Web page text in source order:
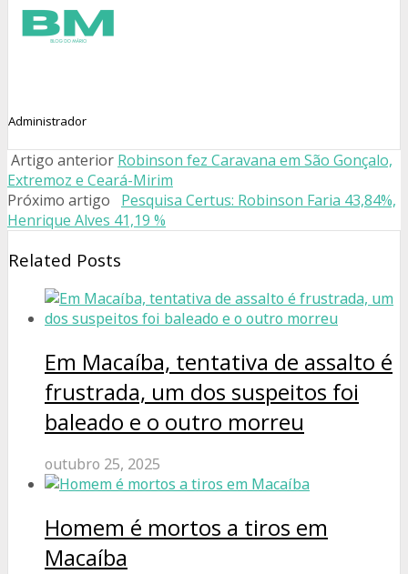
Administrador
Artigo anterior Robinson fez Caravana em São Gonçalo,
Próximo artigo
Pesquisa Certus: Robinson Faria 43,84%,
Henrique Alves 41,19 %
Related Posts
Em Macaíba, tentativa de assalto é
frustrada, um dos suspeitos foi
baleado e o outro morreu
outubro 25, 2025
Homem é mortos a tiros em
Macaíba